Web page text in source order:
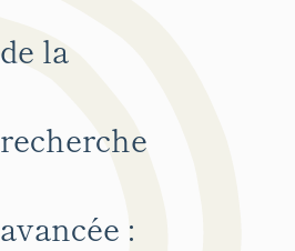
de la
recherche
avancée :